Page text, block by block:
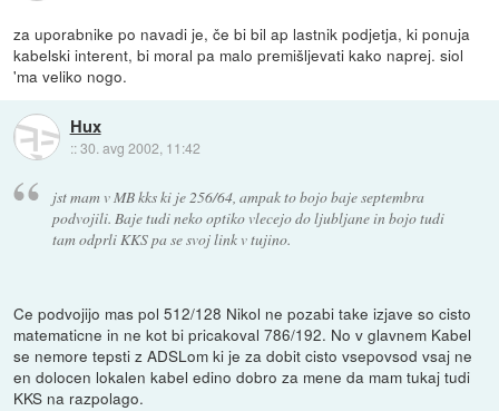
za uporabnike po navadi je, če bi bil ap lastnik podjetja, ki ponuja
kabelski interent, bi moral pa malo premišljevati kako naprej. siol
'ma veliko nogo.
Hux
::30. avg 2002, 11:42
jst mam v MB kks ki je 256/64, ampak to bojo baje septembra
podvojili. Baje tudi neko optiko vlecejo do ljubljane in bojo tudi
tam odprli KKS pa se svoj link v tujino.
Ce podvojijo mas pol 512/128 Nikol ne pozabi take izjave so cisto
matematicne in ne kot bi pricakoval 786/192. No v glavnem Kabel
se nemore tepsti z ADSLom ki je za dobit cisto vsepovsod vsaj ne
en dolocen lokalen kabel edino dobro za mene da mam tukaj tudi
KKS na razpolago.